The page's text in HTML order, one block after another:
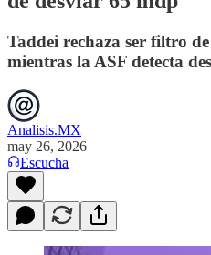
Taddei rechaza ser filtro
mientras la ASF detecta
Analisis.MX
may 26, 2026
Escucha